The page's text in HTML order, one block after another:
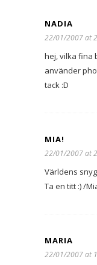
NADIA
22/01/2007 at
hej, vilka fina
använder
tack :D
MIA!
22/01/2007 at
Världens
Ta en titt :) /
MARIA
22/01/2007 at